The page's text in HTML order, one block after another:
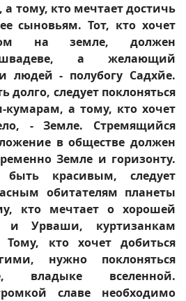
а тому, кто мечтает достичь
сыновьям. Тот, кто хочет
на земле, должен
а желающий
людей - полубогу Садхйе.
долго, следует поклоняться
а тому, кто хочет
- Земле. Стремящийся
в обществе должен
Земле и горизонту.
красивым, следует
обитателям планеты
кто мечтает о хорошей
Урваши, куртизанкам
Тому, кто хочет добиться
нужно поклоняться
владыке вселенной.
славе необходимо